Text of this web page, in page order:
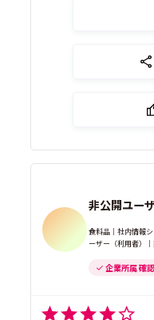
非公開ユー
食料品｜社内情報
ーザー（利用者）
企業所属 確